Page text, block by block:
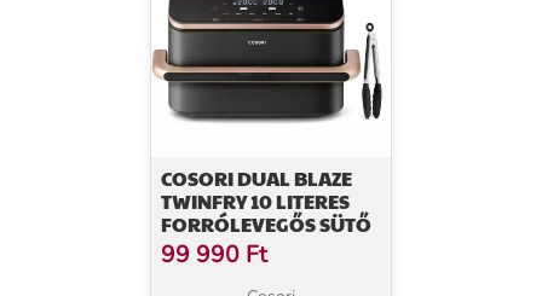
COSORI DUAL BLAZE
TWINFRY 10 LITERES
FORRÓLEVEGŐS SÜTŐ
99 990 Ft